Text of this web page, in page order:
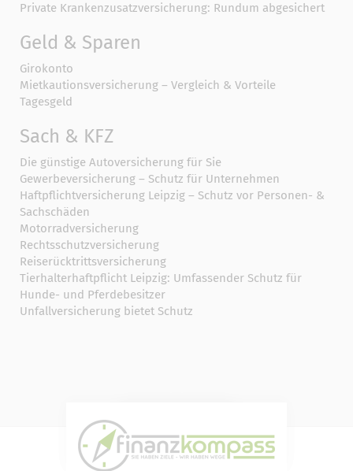
Private Krankenzusatzversicherung: Rundum abgesichert
Geld & Sparen
Girokonto
Mietkautionsversicherung – Vergleich & Vorteile
Tagesgeld
Sach & KFZ
Die günstige Autoversicherung für Sie
Gewerbeversicherung – Schutz für Unternehmen
Haftpflichtversicherung Leipzig – Schutz vor Personen- &
Sachschäden
Motorradversicherung
Rechtsschutzversicherung
Reiserücktrittsversicherung
Tierhalterhaftpflicht Leipzig: Umfassender Schutz für
Hunde- und Pferdebesitzer
Unfallversicherung bietet Schutz